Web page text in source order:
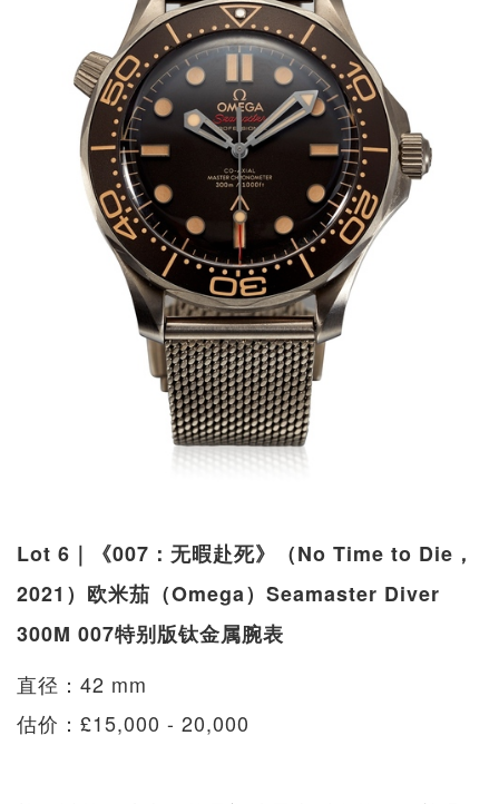
Lot 6｜《007：无暇赴死》（No Time to Die，
2021）欧米茄（Omega）Seamaster Diver
300M 007特别版钛金属腕表
直径：42 mm
估价：£15,000 - 20,000